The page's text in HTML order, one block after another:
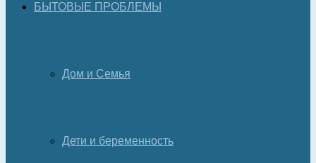
БЫТОВЫЕ ПРОБЛЕМЫ
Дом и Семья
Дети и беременность